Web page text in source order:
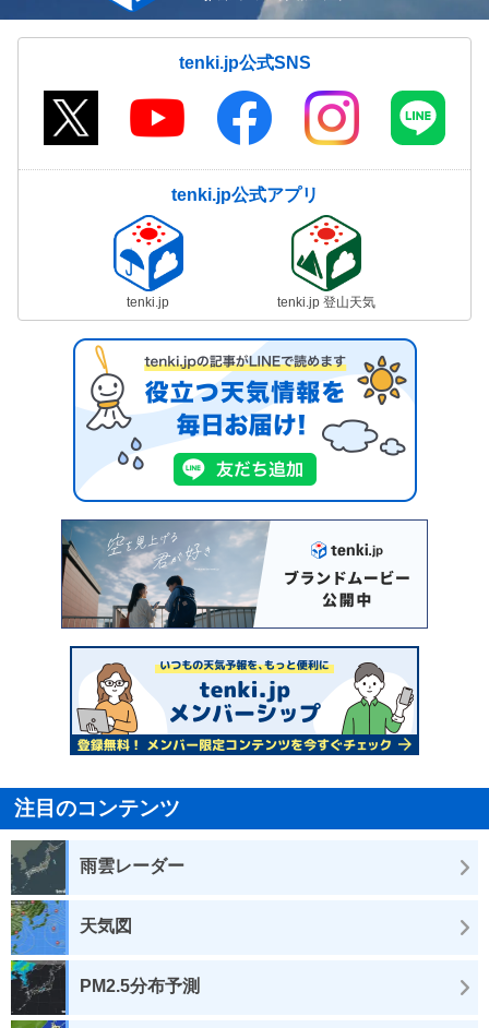
tenki.jp公式SNS
tenki.jp公式アプリ
tenki.jp tenki.jp 登山天気
注目のコンテンツ
雨雲レーダー
天気図
PM2.5分布予測